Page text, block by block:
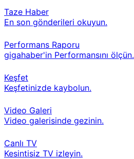
Taze Haber
En son gönderileri okuyun.
Performans Raporu
gigahaber'in Performansını ölçün.
Keşfet
Keşfetinizde kaybolun.
Video Galeri
Video galerisinde gezinin.
Canlı TV
Kesintisiz TV izleyin.